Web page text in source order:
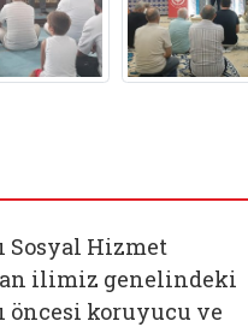
Sosyal Hizmet
ilimiz genelindeki
öncesi koruyucu ve